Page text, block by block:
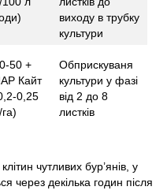
виходу в трубку
культури
50 +
Кайт
0,25
Обприскуваня
культури у фазі
від 2 до 8
листків
чутливих бур’янів, у
через декілька годин після